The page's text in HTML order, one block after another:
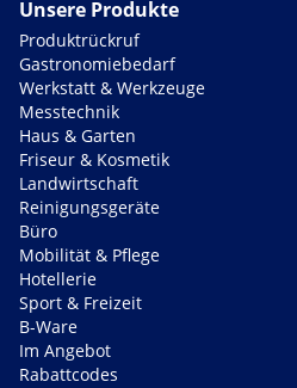
Unsere Produkte
Produktrückruf
Gastronomiebedarf
Werkstatt & Werkzeuge
Messtechnik
Haus & Garten
Friseur & Kosmetik
Landwirtschaft
Reinigungsgeräte
Büro
Mobilität & Pflege
Hotellerie
Sport & Freizeit
B-Ware
Im Angebot
Rabattcodes